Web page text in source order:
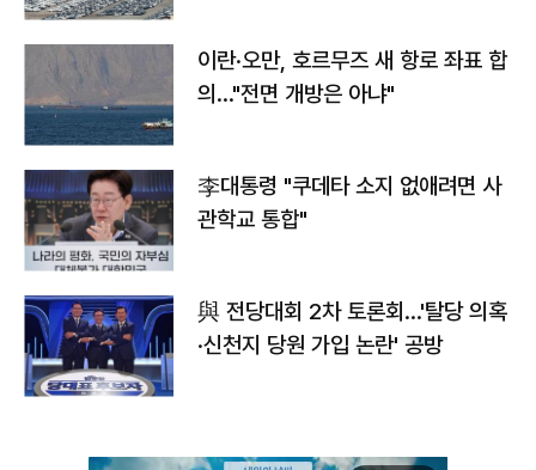
이란·오만, 호르무즈 새 항로 좌표 합
의…"전면 개방은 아냐"
李대통령 "쿠데타 소지 없애려면 사
관학교 통합"
與 전당대회 2차 토론회…'탈당 의혹
·신천지 당원 가입 논란' 공방